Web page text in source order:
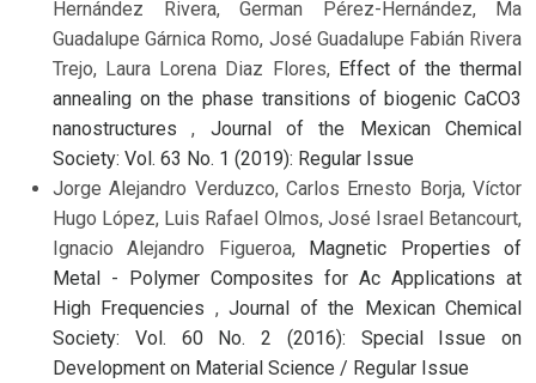
Hernández Rivera, German Pérez-Hernández, Ma
Guadalupe Gárnica Romo, José Guadalupe Fabián Rivera
Trejo, Laura Lorena Diaz Flores, Effect of the thermal
annealing on the phase transitions of biogenic CaCO3
nanostructures, Journal of the Mexican Chemical
Society: Vol. 63 No. 1 (2019): Regular Issue
Jorge Alejandro Verduzco, Carlos Ernesto Borja, Víctor
Hugo López, Luis Rafael Olmos, José Israel Betancourt,
Ignacio Alejandro Figueroa,
Magnetic Properties of
Metal - Polymer Composites for Ac Applications at
High Frequencies ,Journal of the Mexican Chemical
Society: Vol. 60 No. 2 (2016): Special Issue on
Development on Material Science / Regular Issue